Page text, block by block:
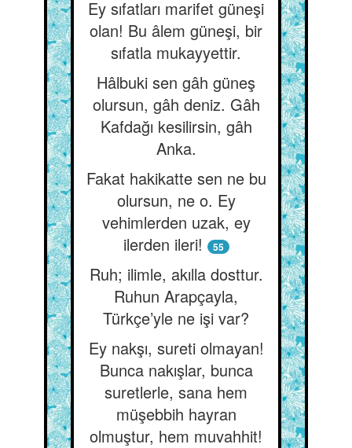
Ey sıfatları marifet güneşi
olan! Bu âlem güneşi, bir
sıfatla mukayyettir.
Hâlbuki sen gâh güneş
olursun, gâh deniz. Gâh
Kafdağı kesilirsin, gâh
Anka.
Fakat hakikatte sen ne bu
olursun, ne o. Ey
vehimlerden uzak, ey
ilerden ileri!
55
Ruh; ilimle, akılla dosttur.
Ruhun Arapçayla,
Türkçe’yle ne işi var?
Ey nakşı, sureti olmayan!
Bunca nakışlar, bunca
suretlerle, sana hem
müşebbih hayran
olmuştur, hem muvahhit!